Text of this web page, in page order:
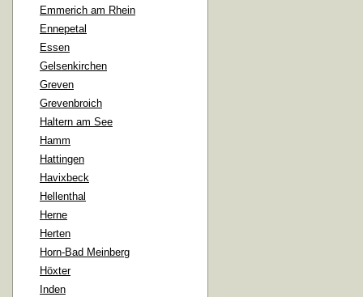
Emmerich am Rhein
Ennepetal
Essen
Gelsenkirchen
Greven
Grevenbroich
Haltern am See
Hamm
Hattingen
Havixbeck
Hellenthal
Herne
Herten
Horn-Bad Meinberg
Höxter
Inden